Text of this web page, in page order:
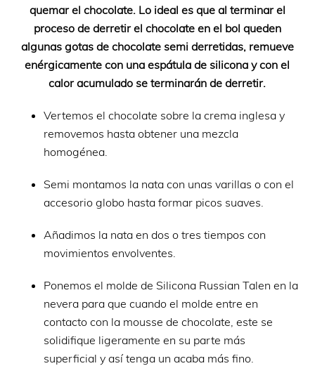
quemar el chocolate. Lo ideal es que al terminar el
proceso de derretir el chocolate en el bol queden
algunas gotas de chocolate semi derretidas, remueve
enérgicamente con una espátula de silicona y con el
calor acumulado se terminarán de derretir.
Vertemos el chocolate sobre la crema inglesa y
removemos hasta obtener una mezcla
homogénea.
Semi montamos la nata con unas varillas o con el
accesorio globo hasta formar picos suaves.
Añadimos la nata en dos o tres tiempos con
movimientos envolventes.
Ponemos el molde de Silicona Russian Talen en la
nevera para que cuando el molde entre en
contacto con la mousse de chocolate, este se
solidifique ligeramente en su parte más
superficial y así tenga un acaba más fino.